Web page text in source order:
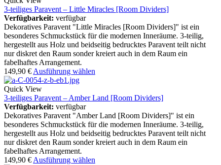
3-teiliges Paravent – Little Miracles [Room Dividers]
Verfügbarkeit: verfügbar
Dekoratives Paravent "Little Miracles [Room Dividers]" ist ein
besonderes Schmuckstück für die modernen Inneräume. 3-teilig,
hergestellt aus Holz und beidseitig bedrucktes Paravent teilt nicht
nur diskret den Raum sonder kreiert auch in dem Raum ein
fabelhaftes Arrangement.
149,90 € Ausführung wählen
Quick View
3-teiliges Paravent – Amber Land [Room Dividers]
Verfügbarkeit: verfügbar
Dekoratives Paravent "Amber Land [Room Dividers]" ist ein
besonderes Schmuckstück für die modernen Inneräume. 3-teilig,
hergestellt aus Holz und beidseitig bedrucktes Paravent teilt nicht
nur diskret den Raum sonder kreiert auch in dem Raum ein
fabelhaftes Arrangement.
149,90 € Ausführung wählen